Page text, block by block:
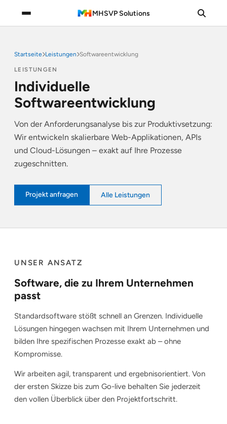
MHSVP Solutions
Startseite Leistungen Softwareentwicklung
LEISTUNGEN
Individuelle
Softwareentwicklung
Von der Anforderungsanalyse bis zur Produktivsetzung:
Wir entwickeln skalierbare Web-Applikationen, APIs
und Cloud-Lösungen – exakt auf Ihre Prozesse
zugeschnitten.
Projekt anfragen Alle Leistungen
UNSER ANSATZ
Software, die zu Ihrem Unternehmen
passt
Standardsoftware stößt schnell an Grenzen. Individuelle
Lösungen hingegen wachsen mit Ihrem Unternehmen und
bilden Ihre spezifischen Prozesse exakt ab – ohne
Kompromisse.
Wir arbeiten agil, transparent und ergebnisorientiert. Von
der ersten Skizze bis zum Go-live behalten Sie jederzeit
den vollen Überblick über den Projektfortschritt.